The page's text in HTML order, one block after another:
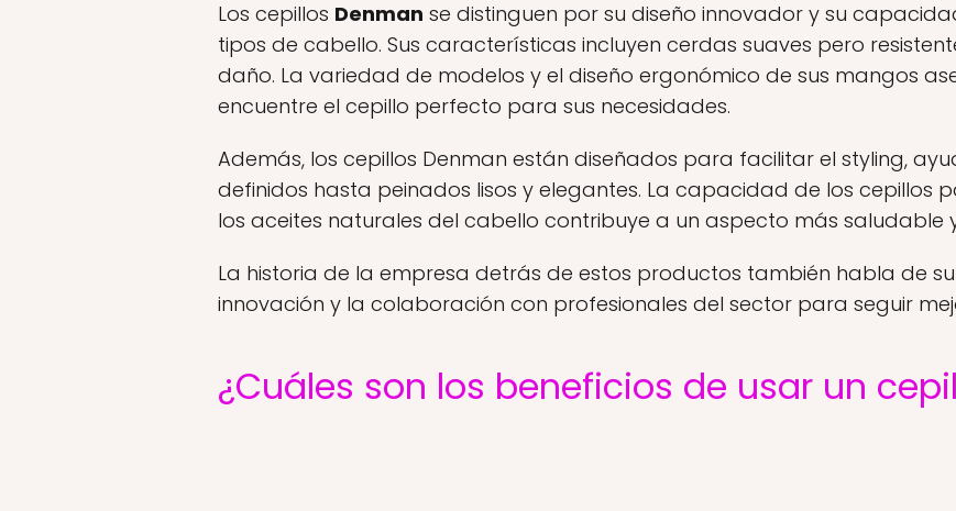
Los cepillos Denman se distinguen por su diseño innovador y su
tipos de cabello. Sus características incluyen cerdas suaves pero
daño. La variedad de modelos y el diseño ergonómico de sus mangos
encuentre el cepillo perfecto para sus necesidades.
Además, los cepillos Denman están diseñados para facilitar el styling,
definidos hasta peinados lisos y elegantes. La capacidad de los cepillos
los aceites naturales del cabello contribuye a un aspecto más saludable
La historia de la empresa detrás de estos productos también habla de
innovación y la colaboración con profesionales del sector para seguir
¿Cuáles son los beneficios de usar un